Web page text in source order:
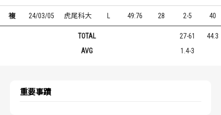
複 24/03/05 虎尾科大 49:76 28 2-5 40
TOTAL 27-61
44.3
AVG
1.4-3
重要事蹟